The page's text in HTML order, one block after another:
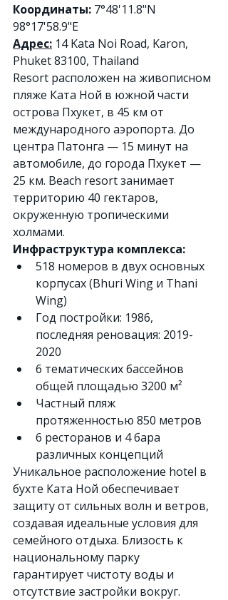
Координаты: 7°48'11.8"N
98°17'58.9"E
Адрес: 14 Kata Noi Road, Karon,
Phuket 83100, Thailand
Resort расположен на живописном
пляже Ката Ной в южной части
острова Пхукет, в 45 км от
международного аэропорта. До
центра Патонга — 15 минут на
автомобиле, до города Пхукет —
25 км. Beach resort занимает
территорию 40 гектаров,
окруженную тропическими
холмами.
Инфраструктура комплекса:
518 номеров в двух основных
корпусах (Bhuri Wing и Thani
Wing)
Год постройки: 1986,
последняя реновация: 2019-
2020
6 тематических бассейнов
общей площадью 3200 м²
Частный пляж
протяженностью 850 метров
6 ресторанов и 4 бара
различных концепций
Уникальное расположение hotel в
бухте Ката Ной обеспечивает
защиту от сильных волн и ветров,
создавая идеальные условия для
семейного отдыха. Близость к
национальному парку
гарантирует чистоту воды и
отсутствие застройки вокруг.